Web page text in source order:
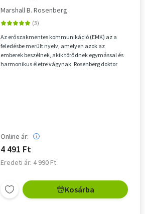
Marshall B. Rosenberg
Az erőszakmentes kommunikáció (EMK) az a
feledésbe merült nyelv, amelyen azok az
emberek beszélnek, akik törődnek egymással és
harmonikus életre vágynak. Rosenberg doktor
Online ár:
4 491 Ft
Eredeti ár: 4 990 Ft
Kosárba